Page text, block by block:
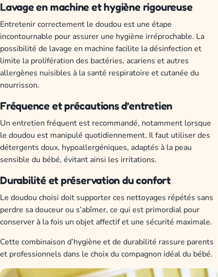
Lavage en machine et hygiène rigoureuse
Entretenir correctement le doudou est une étape
incontournable pour assurer une hygiène irréprochable. La
possibilité de lavage en machine facilite la désinfection et
limite la prolifération des bactéries, acariens et autres
allergènes nuisibles à la santé respiratoire et cutanée du
nourrisson.
Fréquence et précautions d’entretien
Un entretien fréquent est recommandé, notamment lorsque
le doudou est manipulé quotidiennement. Il faut utiliser des
détergents doux, hypoallergéniques, adaptés à la peau
sensible du bébé, évitant ainsi les irritations.
Durabilité et préservation du confort
Le doudou choisi doit supporter ces nettoyages répétés sans
perdre sa douceur ou s’abîmer, ce qui est primordial pour
conserver à la fois un objet affectif et une sécurité maximale.
Cette combinaison d’hygiène et de durabilité rassure parents
et professionnels dans le choix du compagnon idéal du bébé.